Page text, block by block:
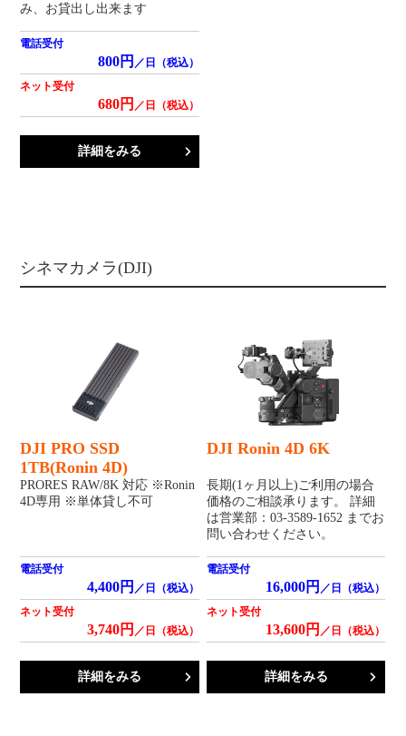
み、お貸出し出来ます
電話受付
800円 ／日（税込）
ネット受付
680円 ／日（税込）
詳細をみる
シネマカメラ(DJI)
DJI PRO SSD
1TB(Ronin 4D)
PRORES RAW/8K 対応 ※Ronin
4D専用 ※単体貸し不可
電話受付
4,400円 ／日（税込）
ネット受付
3,740円 ／日（税込）
詳細をみる
DJI Ronin 4D 6K
長期(1ヶ月以上)ご利用の場合
価格のご相談承ります。 詳細
は営業部：03-3589-1652 までお
問い合わせください。
電話受付
16,000円 ／日（税込）
ネット受付
13,600円 ／日（税込）
詳細をみる